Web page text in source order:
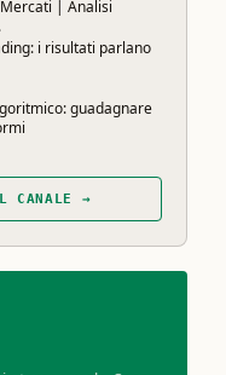
| Analisi
i risultati parlano
guadagnare
CANALE →